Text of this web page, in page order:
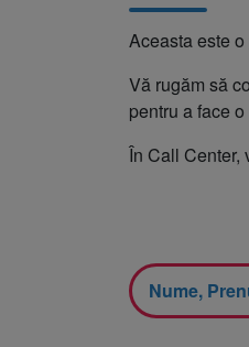
Aceasta este o
Vă rugăm să
pentru a face
În Call Center,